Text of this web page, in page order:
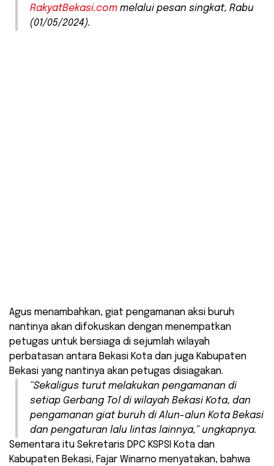
RakyatBekasi.com melalui pesan singkat, Rabu
(01/05/2024).
Agus menambahkan, giat pengamanan aksi buruh
nantinya akan difokuskan dengan menempatkan
petugas untuk bersiaga di sejumlah wilayah
perbatasan antara Bekasi Kota dan juga Kabupaten
Bekasi yang nantinya akan petugas disiagakan.
“Sekaligus turut melakukan pengamanan di
setiap Gerbang Tol di wilayah Bekasi Kota, dan
pengamanan giat buruh di Alun-alun Kota Bekasi
dan pengaturan lalu lintas lainnya,” ungkapnya.
Sementara itu Sekretaris DPC KSPSI Kota dan
Kabupaten Bekasi, Fajar Winarno menyatakan, bahwa